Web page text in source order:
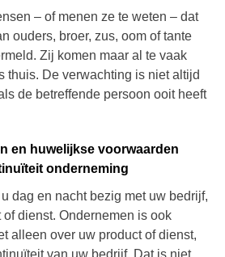
– of menen ze te weten – dat
ouders, broer, zus, oom of tante
Zij komen maar al te vaak
thuis. De verwachting is niet altijd
de betreffende persoon ooit heeft
en huwelijkse voorwaarden
onderneming
dag en nacht bezig met uw bedrijf,
dienst. Ondernemen is ook
alleen over uw product of dienst,
van uw bedrijf. Dat is niet